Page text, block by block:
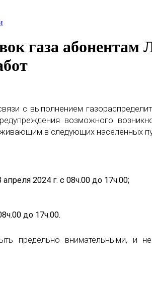
газа абонентам
с выполнением
возможного
в следующих населенных
2024 г. с 08ч.00 до 17ч.00;
до 17ч.00.
предельно внимательными, и